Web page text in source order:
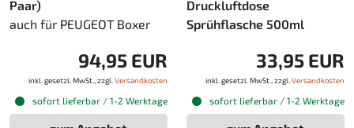
Paar)
auch für PEUGEOT Boxer
94,95 EUR
inkl. gesetzl. MwSt., zzgl. Versandkosten
sofort lieferbar / 1-2 Werktage
Druckluftdose
Sprühflasche 500ml
33,95 EUR
inkl. gesetzl. MwSt., zzgl. Versandkosten
sofort lieferbar / 1-2 Werktage